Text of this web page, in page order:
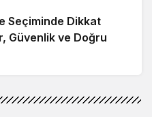
Seçiminde Dikkat
Güvenlik ve Doğru